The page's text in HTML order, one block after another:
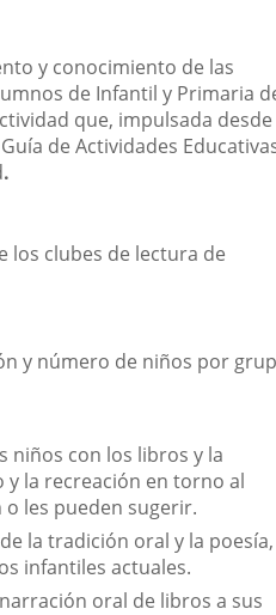
y conocimiento de las
de Infantil y Primaria
que, impulsada
de Actividades
.
los clubes de lectura de
y número de niños por
niños con los libros y la
y la recreación en torno al
les pueden sugerir.
la tradición oral y la poesía,
infantiles actuales.
oral de libros a sus